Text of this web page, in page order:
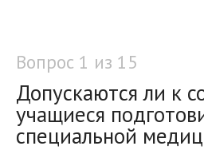
Вопрос 1 из 15
Допускаются ли к
учащиеся
специальной